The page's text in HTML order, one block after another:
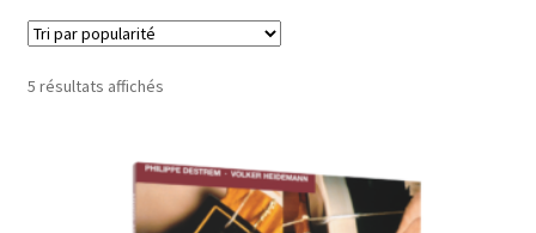
5 résultats affichésTrié